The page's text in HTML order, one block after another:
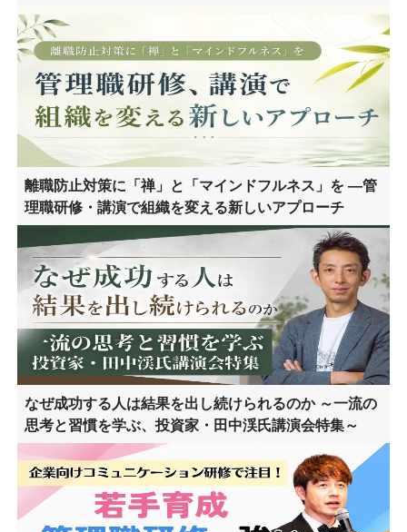
離職防止対策に「禅」と「マインドフルネス」を ―管
理職研修・講演で組織を変える新しいアプローチ
なぜ成功する人は結果を出し続けられるのか ～一流の
思考と習慣を学ぶ、投資家・田中渓氏講演会特集～